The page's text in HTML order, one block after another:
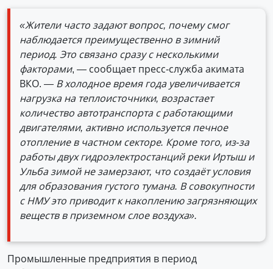
«Жители часто задают вопрос, почему смог
наблюдается преимущественно в зимний
период. Это связано сразу с несколькими
факторами, — сообщает пресс-служба акимата
ВКО. — В холодное время года увеличивается
нагрузка на теплоисточники, возрастает
количество автотранспорта с работающими
двигателями, активно используется печное
отопление в частном секторе. Кроме того, из-за
работы двух гидроэлектростанций реки Иртыш и
Ульба зимой не замерзают, что создаёт условия
для образования густого тумана. В совокупности
с НМУ это приводит к накоплению загрязняющих
веществ в приземном слое воздуха».
Промышленные предприятия в период